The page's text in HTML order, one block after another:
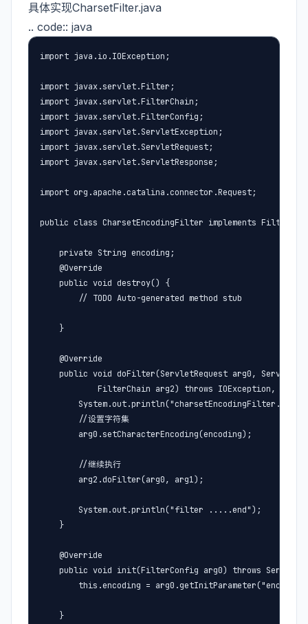
具体实现CharsetFilter.java
.. code:: java
import java.io.IOException;
import javax.servlet.Filter;
import javax.servlet.FilterChain;
import javax.servlet.FilterConfig;
import javax.servlet.ServletException;
import javax.servlet.ServletRequest;
import javax.servlet.ServletResponse;
import org.apache.catalina.connector.Request;
public class CharsetEncodingFilter implements Filter {
    private String encoding;
    @Override
    public void destroy() {
        // TODO Auto-generated method stub
    }
    @Override
public void doFilter(ServletRequest arg0,
FilterChain arg2) throws IOException,
        //设置字符集
        arg0.setCharacterEncoding(encoding);
        //继续执行
        arg2.doFilter(arg0, arg1);
        System.out.println("filter .....end");
    }
    @Override
public void init(FilterConfig arg0) throws
this.encoding =
    }